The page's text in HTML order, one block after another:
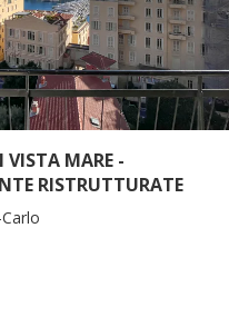
VISTA MARE -
RISTRUTTURATE